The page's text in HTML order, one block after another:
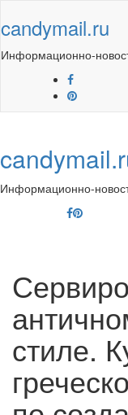
to
content
candymail.ru
Информационно-
Информационно-
стиле.